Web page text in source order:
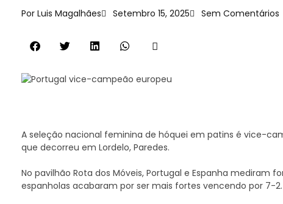
Por Luis Magalhães Setembro 15, 2025 Sem Comentários
A seleção nacional feminina de hóquei em patins é vice-
que decorreu em Lordelo, Paredes.
No pavilhão Rota dos Móveis, Portugal e Espanha mediram
espanholas acabaram por ser mais fortes vencendo por 7-2.